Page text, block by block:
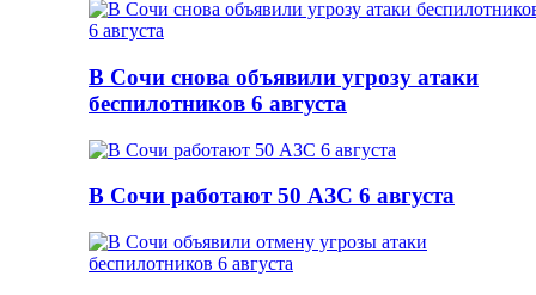
В Сочи снова объявили угрозу атаки
беспилотников 6 августа
В Сочи работают 50 АЗС 6 августа